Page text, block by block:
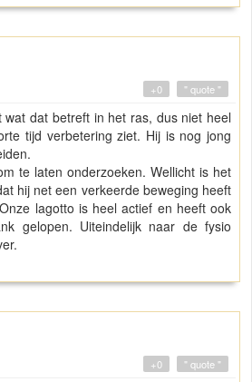
" quote "
+0
wat dat betreft in het ras, dus niet heel
tijd verbetering ziet. Hij is nog jong
te laten onderzoeken. Wellicht is het
hij net een verkeerde beweging heeft
lagotto is heel actief en heeft ook
gelopen. Uiteindelijk naar de fysio
" quote "
+0